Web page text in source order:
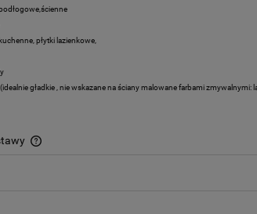
płytki lazienkowe,
gładkie , nie wskazane na ściany malowane farbami